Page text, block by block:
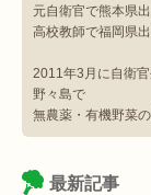
元自衛官で熊本県出
高校教師で福岡県
2011年3月に自衛
野々島で
無農薬・有機野菜
最新記事